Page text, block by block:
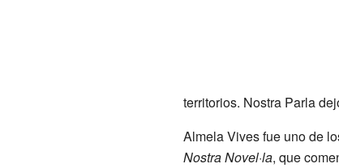
territorios. Nostra Parla
Almela Vives fue uno de
Nostra Novel·la, que